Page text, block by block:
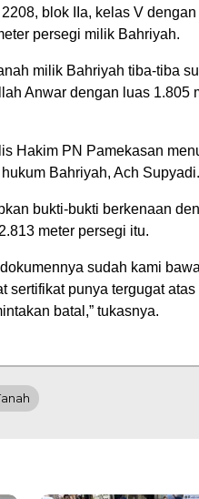
blok IIa, kelas V
persegi milik Bahriyah.
milik Bahriyah tiba-tiba
Anwar dengan luas 1.805
Hakim PN Pamekasan
Bahriyah, Ach Supyadi.
bukti-bukti berkenaan
meter persegi itu.
sudah kami
sertifikat punya tergugat atas
batal,” tukasnya.